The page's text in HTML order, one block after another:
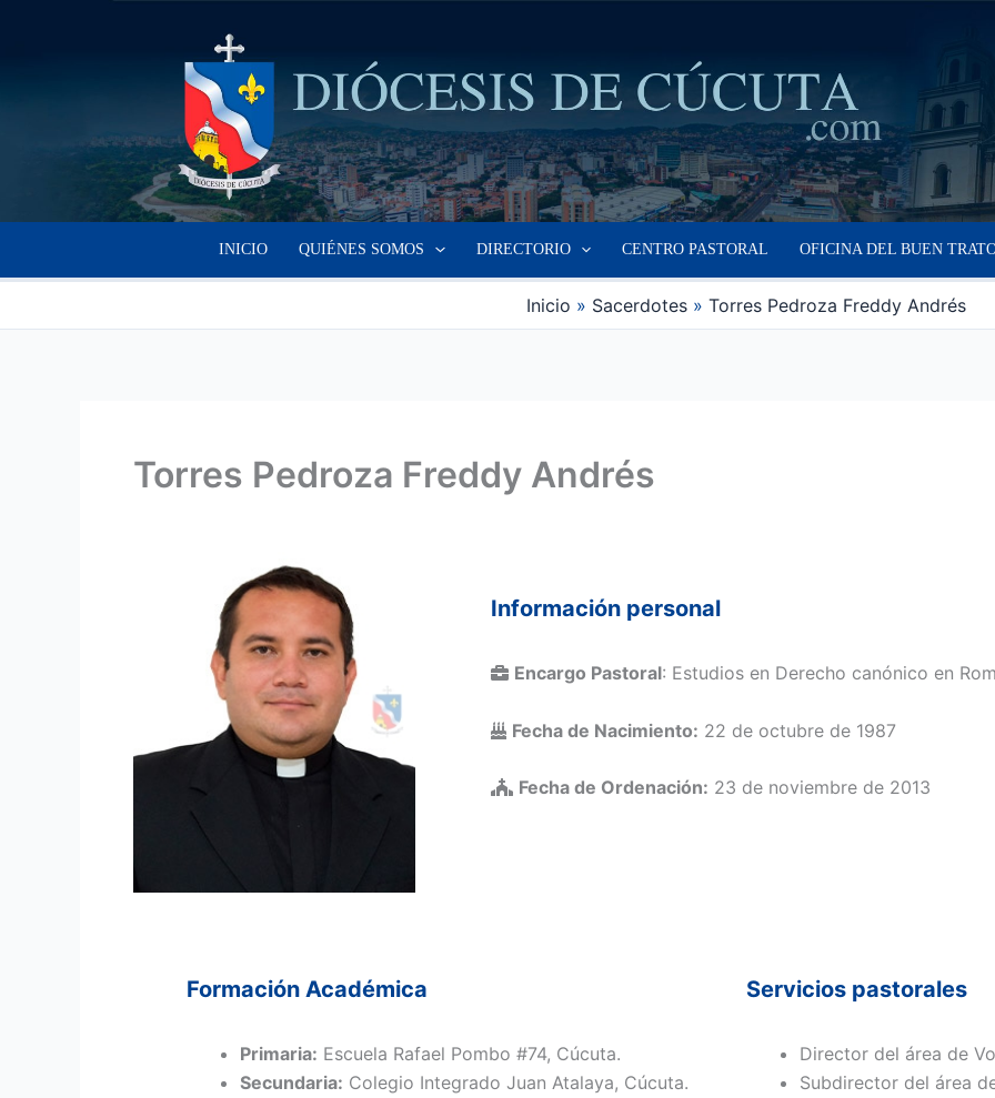
INICIO QUIÉNES SOMOS DIRECTORIO CENTRO PASTORAL OFICINA DEL BUEN
Inicio Sacerdotes Torres Pedroza Freddy Andrés
Torres Pedroza Freddy Andrés
Información personal
Encargo Pastoral: Estudios en Derecho canónico en
Fecha de Nacimiento: 22 de octubre de 1987
Fecha de Ordenación: 23 de noviembre de 2013
Formación Académica
Primaria: Escuela Rafael Pombo #74, Cúcuta.
Secundaria: Colegio Integrado Juan Atalaya, Cúcuta.
Servicios pastorales
Director del área de
Subdirector del área